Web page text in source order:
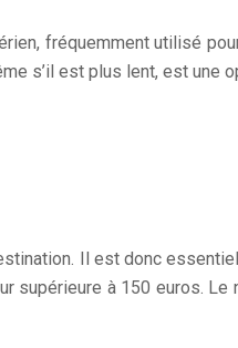
fréquemment utilisé
s’il est plus lent, est une
Il est donc
supérieure à 150 euros.